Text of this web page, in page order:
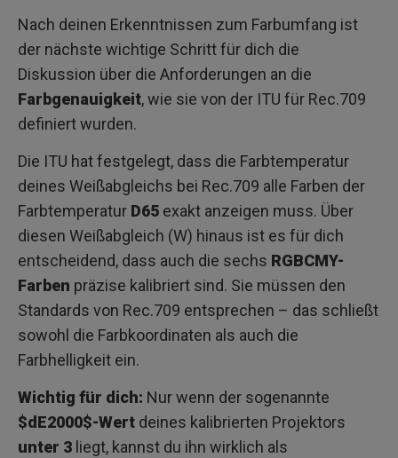
Nach deinen Erkenntnissen zum Farbumfang ist
der nächste wichtige Schritt für dich die
Diskussion über die Anforderungen an die
Farbgenauigkeit, wie sie von der ITU für Rec.709
definiert wurden.
Die ITU hat festgelegt, dass die Farbtemperatur
deines Weißabgleichs bei Rec.709 alle Farben der
Farbtemperatur D65 exakt anzeigen muss. Über
diesen Weißabgleich (W) hinaus ist es für dich
entscheidend, dass auch die sechs RGBCMY-
Farben präzise kalibriert sind. Sie müssen den
Standards von Rec.709 entsprechen – das schließt
sowohl die Farbkoordinaten als auch die
Farbhelligkeit ein.
Wichtig für dich: Nur wenn der sogenannte
$dE2000$-Wert deines kalibrierten Projektors
unter 3 liegt, kannst du ihn wirklich als